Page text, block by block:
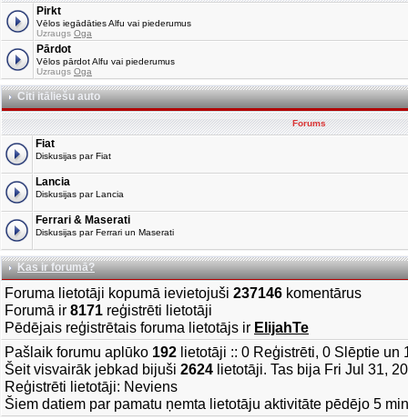
Pirkt
Vēlos iegādāties Alfu vai piederumus
Uzraugs Oga
Pārdot
Vēlos pārdot Alfu vai piederumus
Uzraugs Oga
Citi itāliešu auto
Forums
Fiat
Diskusijas par Fiat
Lancia
Diskusijas par Lancia
Ferrari & Maserati
Diskusijas par Ferrari un Maserati
Kas ir forumā?
Foruma lietotāji kopumā ievietojuši 237146 komentārus
Forumā ir 8171 reģistrēti lietotāji
Pēdējais reģistrētais foruma lietotājs ir ElijahTe
Pašlaik forumu aplūko 192 lietotāji :: 0 Reģistrēti, 0 Slēptie
Šeit visvairāk jebkad bijuši 2624 lietotāji. Tas bija Fri Jul 31,
Reģistrēti lietotāji: Neviens
Šiem datiem par pamatu ņemta lietotāju aktivitāte pēdējo 5